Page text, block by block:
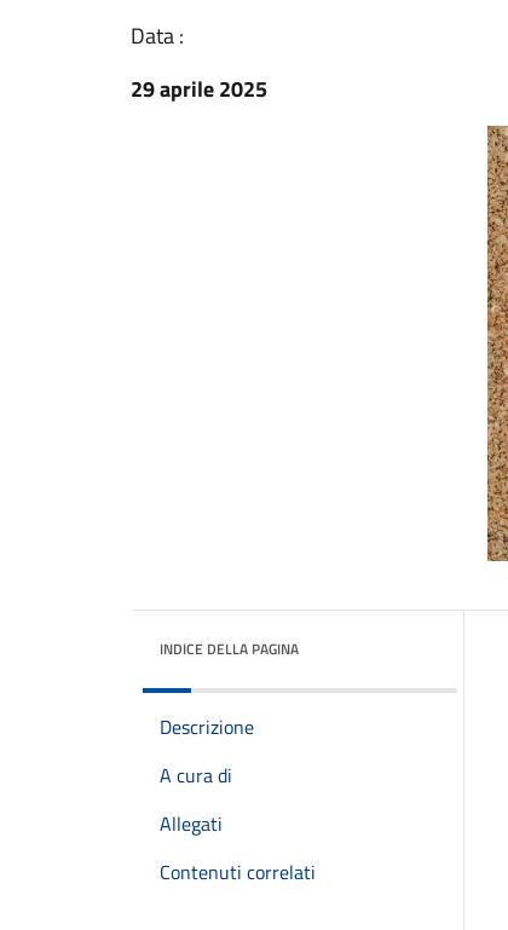
Data :
29 aprile 2025
INDICE DELLA PAGINA
Descrizione
A cura di
Allegati
Contenuti correlati